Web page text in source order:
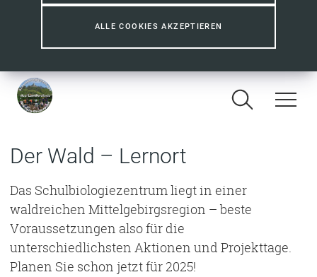
ALLE COOKIES AKZEPTIEREN
Der Wald – Lernort
Das Schulbiologiezentrum liegt in einer
waldreichen Mittelgebirgsregion – beste
Voraussetzungen also für die
unterschiedlichsten Aktionen und Projekttage.
Planen Sie schon jetzt für 2025!